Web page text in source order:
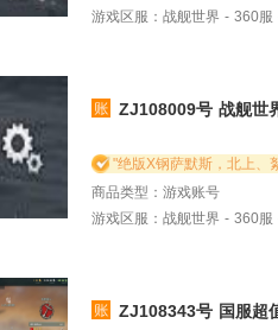
游戏区服：战舰世界 - 360服
ZJ108009号 战舰世
"绝版X钢萨默斯，北上、
商品类型：游戏账号
游戏区服：战舰世界 - 360服
ZJ108343号 国服超